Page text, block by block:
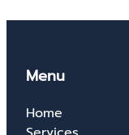
Menu
Home